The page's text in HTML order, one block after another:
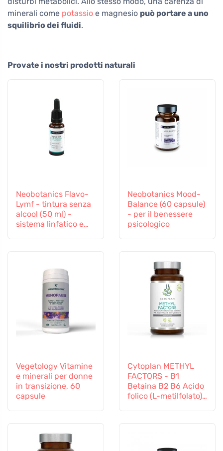
minerali come potassio e magnesio può portare a uno
squilibrio dei fluidi.
Provate i nostri prodotti naturali
Neobotanics Flavo-
Lymf - tintura senza
alcool (50 ml) -
sistema linfatico e
Neobotanics Mood-
Balance (60 capsule)
- per il benessere
psicologico
Vegetology Vitamine
e minerali per donne
in transizione, 60
capsule
Cytoplan METHYL
FACTORS - B1
Betaina B2 B6 Acido
folico (L-metilfolato)